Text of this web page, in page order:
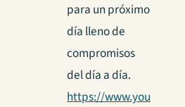
para un próximo
día lleno de
compromisos
del día a día.
https://www.you